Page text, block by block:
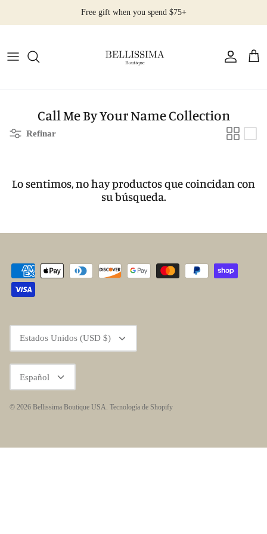
Free gift when you spend $75+
All Products
Rings
Call Me By Your Name Collection
Refinar
Lo sentimos, no hay productos que coincidan con
su búsqueda.
Moneda
Estados Unidos (USD $)
Idioma
Español
© 2026 Bellissima Boutique USA. Tecnología de Shopify